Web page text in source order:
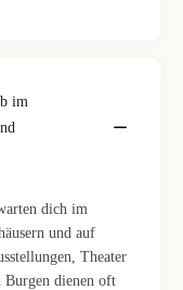
im
dich im
und auf
Theater
Burgen dienen oft